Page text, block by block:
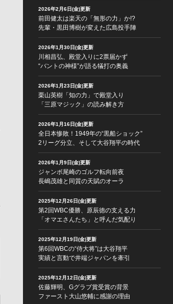
2026年2月6日(金)更新
前田健太は楽天の「無形の力」か!?
先輩・黒田博樹が変えた広島投手陣
2026年1月30日(金)更新
川相昌弘、殿堂入りに2票届かず
“バントの神様”が語る犠打の奥義
2026年1月23日(金)更新
栗山英樹「知の力」で殿堂入り
「三原マジック」の読み解き方
2026年1月16日(金)更新
全日本惨敗！1949年の“黒船ショック”
2リーグ分立、そして大谷翔平の時代
2026年1月9日(金)更新
ジャンボ尾崎のゴルフ転向前夜
長嶋茂雄と同質の天賦のオーラ
2025年12月26日(金)更新
第2回WBC優勝、原辰徳の支える力
「オマエさんたち」と呼んだ気配り
2025年12月19日(金)更新
第6回WBCの“侍大将”は大谷翔平
実績と言動で井端ジャパンを牽引
2025年12月12日(金)更新
佐藤輝明、Gグラブ賞受賞の背景
ファースト大山悠輔に感謝の理由